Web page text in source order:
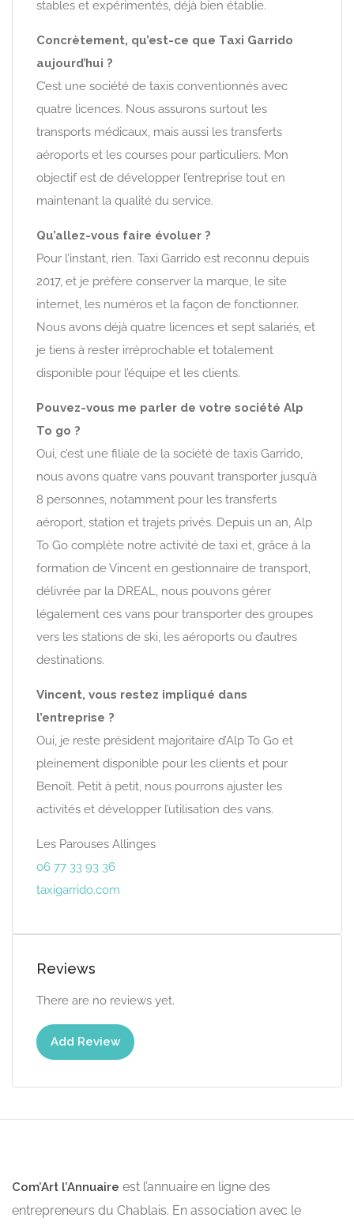
stables et expérimentés, déjà bien établie.
Concrètement, qu’est-ce que Taxi Garrido
aujourd’hui ?
C’est une société de taxis conventionnés avec
quatre licences. Nous assurons surtout les
transports médicaux, mais aussi les transferts
aéroports et les courses pour particuliers. Mon
objectif est de développer l’entreprise tout en
maintenant la qualité du service.
Qu’allez-vous faire évoluer ?
Pour l’instant, rien. Taxi Garrido est reconnu depuis
2017, et je préfère conserver la marque, le site
internet, les numéros et la façon de fonctionner.
Nous avons déjà quatre licences et sept salariés, et
je tiens à rester irréprochable et totalement
disponible pour l’équipe et les clients.
Pouvez-vous me parler de votre société Alp
To go ?
Oui, c’est une filiale de la société de taxis Garrido,
nous avons quatre vans pouvant transporter jusqu’à
8 personnes, notamment pour les transferts
aéroport, station et trajets privés. Depuis un an, Alp
To Go complète notre activité de taxi et, grâce à la
formation de Vincent en gestionnaire de transport,
délivrée par la DREAL, nous pouvons gérer
légalement ces vans pour transporter des groupes
vers les stations de ski, les aéroports ou d’autres
destinations.
Vincent, vous restez impliqué dans
l’entreprise ?
Oui, je reste président majoritaire d’Alp To Go et
pleinement disponible pour les clients et pour
Benoît. Petit à petit, nous pourrons ajuster les
activités et développer l’utilisation des vans.
Les Parouses Allinges
06 77 33 93 36
taxigarrido.com
Reviews
There are no reviews yet.
Add Review
Com’Art l’Annuaire est l’annuaire en ligne des
entrepreneurs du Chablais. En association avec le